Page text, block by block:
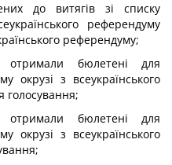
до витягів зі списку
референдуму
референдуму;
отримали бюлетені для
окрузі з всеукраїнського
голосування;
отримали бюлетені для
окрузі з всеукраїнського